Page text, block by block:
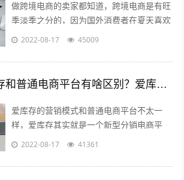
做跨境电商的卖家都知道，跨境电商是有旺
季淡季之分的，因为国外消费者在夏天喜欢
到处去度假之类的，期间并不会经常上网购
2022-08-17 45009
爱朵电商:爱库存和普通电商平台有啥区别？爱库存怎么赚钱？
爱库存的营销模式和普通电商平台不太一
样，爱库存其实就是一个新型分销电商平
台，分销嘛，自然需要更多的店主，所以，
多...
2022-08-17 41361